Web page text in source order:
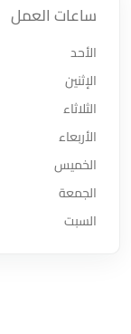
ساعات العمل
الأحد
الإثنين
الثلاثاء
الأربعاء
الخميس
الجمعة
السبت